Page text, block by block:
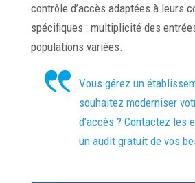
contrôle d’accès adaptées à leurs
spécifiques : multiplicité des
populations variées.
Vous gérez un
souhaitez moderniser
d’accès ? Contactez les
un audit gratuit de vos